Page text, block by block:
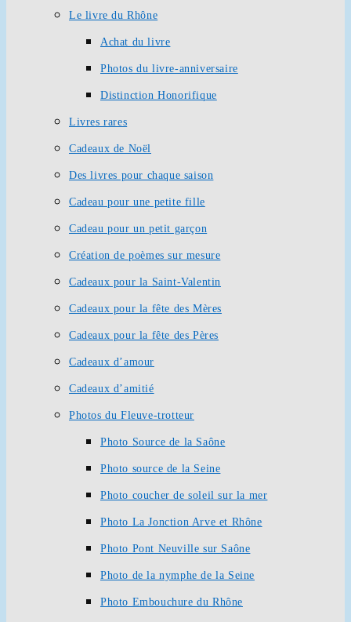
Le livre du Rhône
Achat du livre
Photos du livre-anniversaire
Distinction Honorifique
Livres rares
Cadeaux de Noël
Des livres pour chaque saison
Cadeau pour une petite fille
Cadeau pour un petit garçon
Création de poèmes sur mesure
Cadeaux pour la Saint-Valentin
Cadeaux pour la fête des Mères
Cadeaux pour la fête des Pères
Cadeaux d’amour
Cadeaux d’amitié
Photos du Fleuve-trotteur
Photo Source de la Saône
Photo source de la Seine
Photo coucher de soleil sur la mer
Photo La Jonction Arve et Rhône
Photo Pont Neuville sur Saône
Photo de la nymphe de la Seine
Photo Embouchure du Rhône